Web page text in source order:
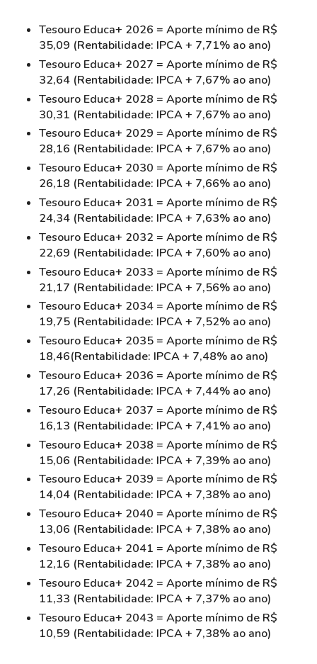
Tesouro Educa+ 2026 = Aporte mínimo de R$
35,09 (Rentabilidade: IPCA + 7,71% ao ano)
Tesouro Educa+ 2027 = Aporte mínimo de R$
32,64 (Rentabilidade: IPCA + 7,67% ao ano)
Tesouro Educa+ 2028 = Aporte mínimo de R$
30,31 (Rentabilidade: IPCA + 7,67% ao ano)
Tesouro Educa+ 2029 = Aporte mínimo de R$
28,16 (Rentabilidade: IPCA + 7,67% ao ano)
Tesouro Educa+ 2030 = Aporte mínimo de R$
26,18 (Rentabilidade: IPCA + 7,66% ao ano)
Tesouro Educa+ 2031 = Aporte mínimo de R$
24,34 (Rentabilidade: IPCA + 7,63% ao ano)
Tesouro Educa+ 2032 = Aporte mínimo de R$
22,69 (Rentabilidade: IPCA + 7,60% ao ano)
Tesouro Educa+ 2033 = Aporte mínimo de R$
21,17 (Rentabilidade: IPCA + 7,56% ao ano)
Tesouro Educa+ 2034 = Aporte mínimo de R$
19,75 (Rentabilidade: IPCA + 7,52% ao ano)
Tesouro Educa+ 2035 = Aporte mínimo de R$
18,46(Rentabilidade: IPCA + 7,48% ao ano)
Tesouro Educa+ 2036 = Aporte mínimo de R$
17,26 (Rentabilidade: IPCA + 7,44% ao ano)
Tesouro Educa+ 2037 = Aporte mínimo de R$
16,13 (Rentabilidade: IPCA + 7,41% ao ano)
Tesouro Educa+ 2038 = Aporte mínimo de R$
15,06 (Rentabilidade: IPCA + 7,39% ao ano)
Tesouro Educa+ 2039 = Aporte mínimo de R$
14,04 (Rentabilidade: IPCA + 7,38% ao ano)
Tesouro Educa+ 2040 = Aporte mínimo de R$
13,06 (Rentabilidade: IPCA + 7,38% ao ano)
Tesouro Educa+ 2041 = Aporte mínimo de R$
12,16 (Rentabilidade: IPCA + 7,38% ao ano)
Tesouro Educa+ 2042 = Aporte mínimo de R$
11,33 (Rentabilidade: IPCA + 7,37% ao ano)
Tesouro Educa+ 2043 = Aporte mínimo de R$
10,59 (Rentabilidade: IPCA + 7,38% ao ano)